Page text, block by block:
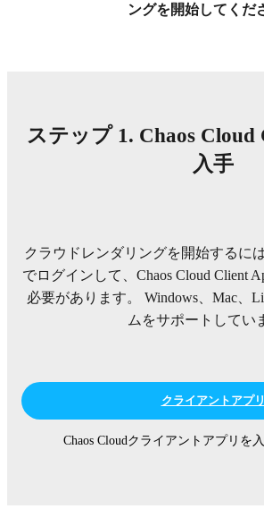
ングを開始してくだ
ステップ 1. Chaos
入手
クラウドレンダリングを開始するに
でログインして、Chaos Cloud Client
必要があります。 Windows、Mac、
ムをサポートしてい
クライアントアプ
Chaos Cloudクライアントアプリを